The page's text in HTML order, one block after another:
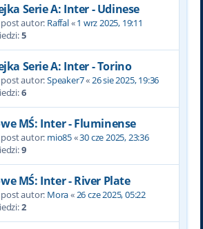
Serie A: Inter - Udinese
autor: Raffal«1 wrz 2025, 19:11
5
Serie A: Inter - Torino
autor:Speaker7«26 sie 2025, 19:36
6
MŚ: Inter - Fluminense
autor: mio85«30 cze 2025, 23:36
9
MŚ: Inter - River Plate
autor: Mora«26 cze 2025, 05:22
2